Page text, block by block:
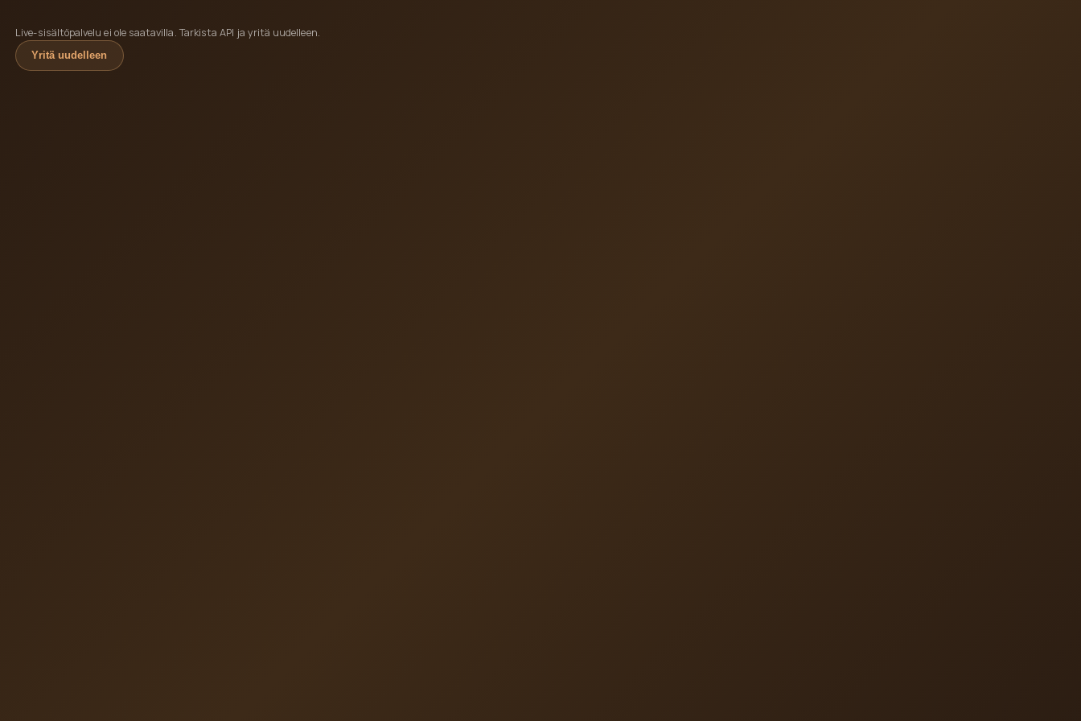
Live-sisältöpalvelu ei ole saatavilla. Tarkista API ja yritä uudelleen.
Yritä uudelleen